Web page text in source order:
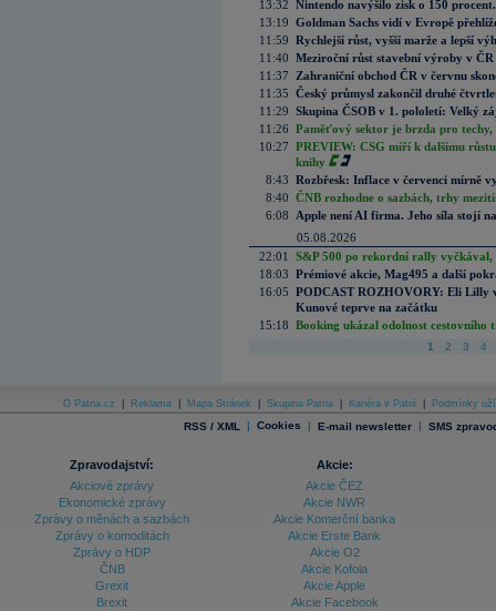
13:32 Nintendo navýšilo zisk o 150
13:19 Goldman Sachs vidí v Evropě
11:59 Rychlejší růst, vyšší marže a lepší
11:40 Meziroční růst stavební výroby v
11:37
Zahraniční obchod ČR v červnu
11:35 Český průmysl zakončil druhé
11:29 Skupina ČSOB v 1. pololetí: Velký
11:26 Paměťový sektor je brzda pro techy,
10:27 PREVIEW: CSG míří k dalšímu
knihy
8:43 Rozbřesk: Inflace v červenci mírně
8:40 ČNB rozhodne o sazbách, trhy
6:08
Apple není AI firma. Jeho síla stojí
05.08.2026
22:01
S&P 500 po rekordní rally vyčkával,
18:03 Prémiové akcie, Mag495 a další
16:05 PODCAST ROZHOVORY: Eli Lilly
Kunové teprve na začátku
15:18 Booking ukázal odolnost cestovního
1 2 3 4
O Patria.cz Reklama Mapa Stránek Skupina Patria Kariéra v Patrii Podmínky
RSS / XML | Cookies | E-mail newsletter | SMS
Zpravodajství:
Akciové zprávy
Ekonomické zprávy
Zprávy o měnách a sazbách
Zprávy o komoditách
Zprávy o HDP
ČNB
Grexit
Brexit
Akcie:
Akcie ČEZ
Akcie NWR
Akcie Komerční banka
Akcie Erste Bank
Akcie O2
Akcie Kofola
Akcie Apple
Akcie Facebook